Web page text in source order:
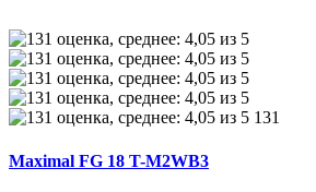
131
Maximal FG 18 T-M2WB3